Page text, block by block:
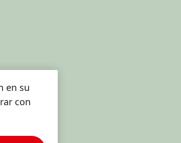
en su
con